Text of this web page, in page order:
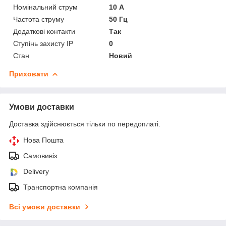
Номінальний струм
10 А
Частота струму
50 Гц
Додаткові контакти
Так
Ступінь захисту IP
0
Стан
Новий
Приховати
Умови доставки
Доставка здійснюється тільки по передоплаті.
Нова Пошта
Самовивіз
Delivery
Транспортна компанія
Всі умови доставки